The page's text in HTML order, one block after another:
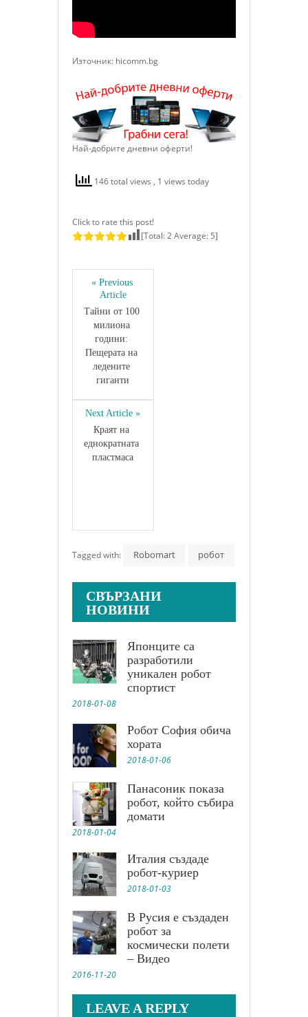
Източник: hicomm.bg
Най-добрите дневни оферти!
146 total views , 1 views today
Click to rate this post!
[Total:2Average: 5]
« Previous
Article
Тайни от 100
милиона
години:
Пещерата на
ледените
гиганти
Next Article »
Краят на
еднократната
пластмаса
Tagged with: Robomart робот
СВЪРЗАНИ
НОВИНИ
Японците са
разработили
уникален робот
спортист
2018-01-08
Робот София обича
хората
2018-01-06
Панасоник показа
робот, който събира
домати
2018-01-04
Италия създаде
робот-куриер
2018-01-03
В Русия е създаден
робот за
космически полети
– Видео
2016-11-20
LEAVE A REPLY